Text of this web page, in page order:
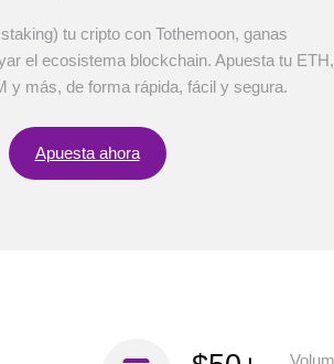
tu cripto con Tothemoon, ganas
el ecosistema blockchain. Apuesta tu ETH,
y más, de forma rápida, fácil y segura.
Apuesta ahora